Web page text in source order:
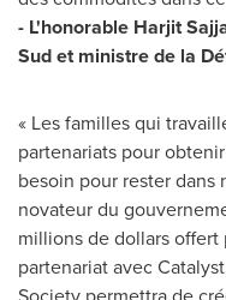
- L'honorable Harjit
Sud et ministre de la
« Les familles qui
partenariats pour
besoin pour rester dans
novateur du
millions de dollars offert
partenariat avec